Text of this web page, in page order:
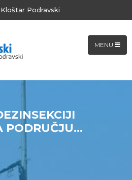
Podravski
MENU
PODRUČJU...